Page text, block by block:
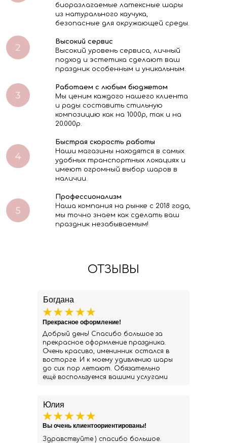
биоразлагаемые латексные шары
из натурального каучука,
безопасные для окружающей среды.
Высокий сервис
Высокий уровень сервиса, личный
подход и эстетика сделают ваш
праздник особенным и уникальным.
Работаем с любым бюджетом
Мы ценим каждого нашего клиента
и рады составить стильную
композицию как на 1000р, так и на
20.000р.
Быстрая скорость работы
Наши магазины находятся в самых
удобных транспортных локациях и
имеют огромный выбор шаров в
наличии.
Профессионализм
Наша компания на рынке с 2018 года,
мы точно знаем как сделать ваш
праздник незабываемым!
ОТЗЫВЫ
Юлия
Здравствуйте ) спасибо большое.
Вы очень клиентоориентированы!
Богдана
Добрый день! Спасибо большое за
прекрасное оформление праздника.
Очень красиво, именинник остался в
восторге. И к моему удивлению шары
до сих пор летают. Обязательно
ещё воспользуемся вашими услугами
Прекрасное оформление!